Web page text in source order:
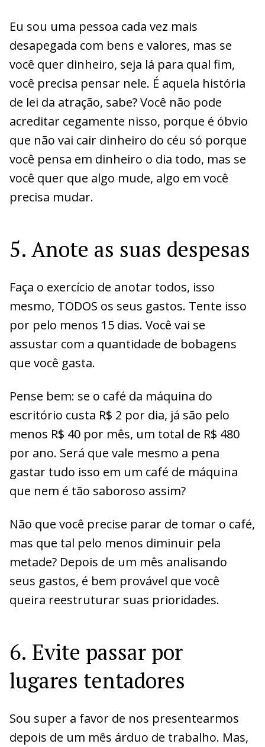
Eu sou uma pessoa cada vez mais
desapegada com bens e valores, mas se
você quer dinheiro, seja lá para qual fim,
você precisa pensar nele. É aquela história
de lei da atração, sabe? Você não pode
acreditar cegamente nisso, porque é óbvio
que não vai cair dinheiro do céu só porque
você pensa em dinheiro o dia todo, mas se
você quer que algo mude, algo em você
precisa mudar.
5. Anote as suas despesas
Faça o exercício de anotar todos, isso
mesmo, TODOS os seus gastos. Tente isso
por pelo menos 15 dias. Você vai se
assustar com a quantidade de bobagens
que você gasta.
Pense bem: se o café da máquina do
escritório custa R$ 2 por dia, já são pelo
menos R$ 40 por mês, um total de R$ 480
por ano. Será que vale mesmo a pena
gastar tudo isso em um café de máquina
que nem é tão saboroso assim?
Não que você precise parar de tomar o café,
mas que tal pelo menos diminuir pela
metade? Depois de um mês analisando
seus gastos, é bem provável que você
queira reestruturar suas prioridades.
6. Evite passar por
lugares tentadores
Sou super a favor de nos presentearmos
depois de um mês árduo de trabalho. Mas,